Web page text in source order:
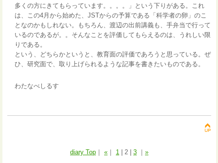
多くの方にきてもらっています。。。。」という下りがある。これ
は、この4月から始めた、JSTからの予算である「科学者の卵」のこ
となのかもしれない。もちろん、渡辺の出前講義も、手弁当で行って
いるのであるが。。そんなことを評価してもらえるのは、うれしい限
りである。
という、どちらかというと、教育面の評価であろうと思っている。ぜ
ひ、研究面で、取り上げられるような記事を書きたいものである。
わたなべしるす
diary Top｜ «｜ 1| 2| 3 ｜ »